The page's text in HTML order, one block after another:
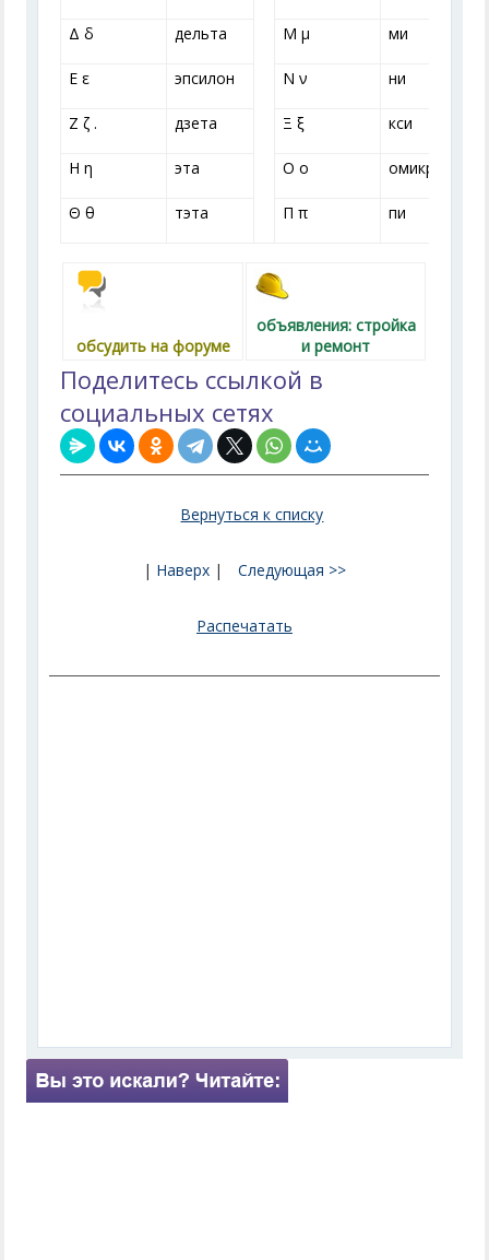
Δ δ дельта M μ ми
E ε эпсилон N ν ни
Z ζ . дзета Ξ ξ кси
H η эта О о омикрон
Θ θ тэта П π пи
обсудить на форуме
объявления: стройка
и ремонт
Поделитесь ссылкой в
социальных сетях
Вернуться к списку
| Наверх| Следующая >>
Распечатать